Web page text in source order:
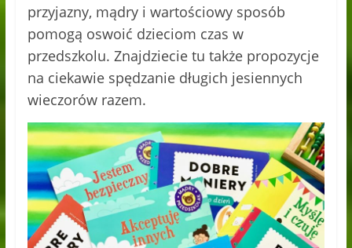
przyjazny, mądry i wartościowy sposób
pomogą oswoić dzieciom czas w
przedszkolu. Znajdziecie tu także propozycje
na ciekawie spędzanie długich jesiennych
wieczorów razem.